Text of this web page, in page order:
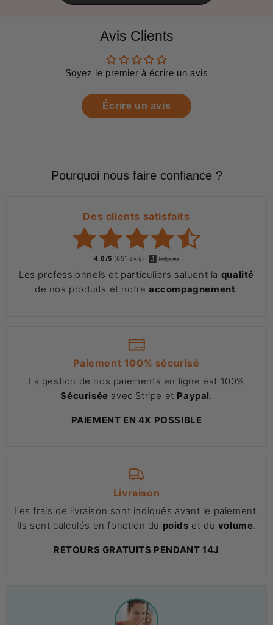
Avis Clients
Soyez le premier à écrire un avis
Écrire un avis
Pourquoi nous faire confiance ?
Des clients satisfaits
4.6/5 (651 avis)
Les professionnels et particuliers saluent la qualité
de nos produits et notre accompagnement.
Paiement 100% sécurisé
La gestion de nos paiements en ligne est 100%
Sécurisée avec Stripe et Paypal.
PAIEMENT EN 4X POSSIBLE
Livraison
Les frais de livraison sont indiqués avant le paiement.
Ils sont calculés en fonction du poids et du volume.
RETOURS GRATUITS PENDANT 14J